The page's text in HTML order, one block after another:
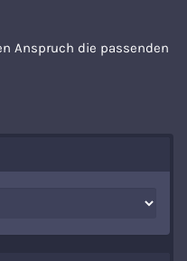
Anspruch die passenden